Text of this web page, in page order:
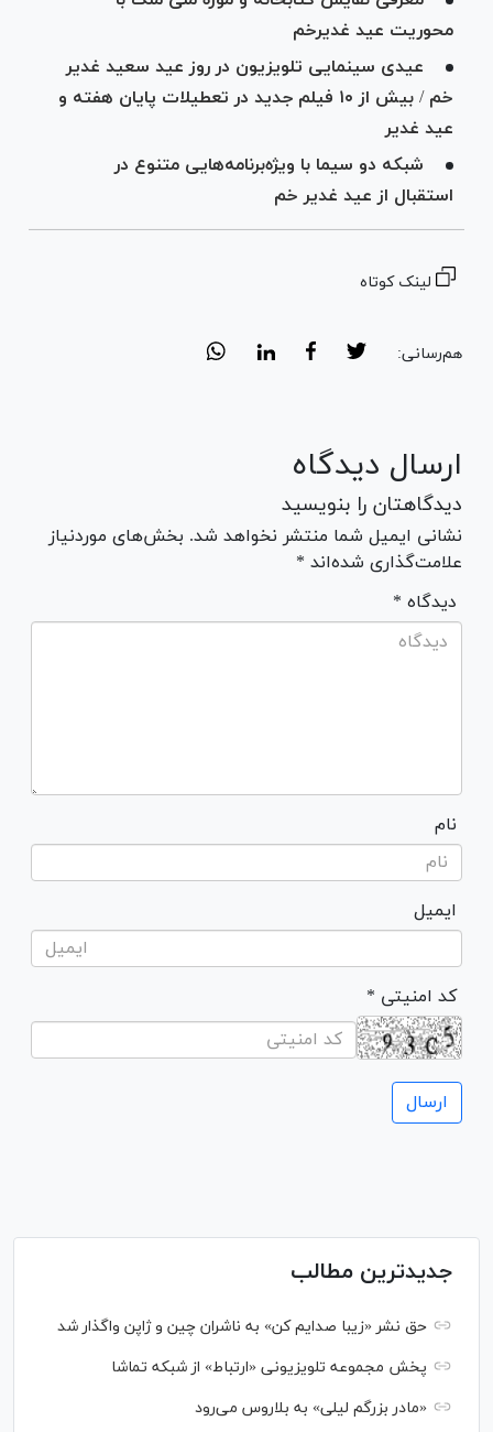
محوریت عید غدیرخم
عیدی سینمایی تلویزیون در روز عید سعید غدیر
خم / بیش از ۱۰ فیلم جدید در تعطیلات پایان هفته و
عید غدیر
شبکه دو سیما با ویژه‌برنامه‌هایی متنوع در
استقبال از عید غدیر خم
لینک کوتاه
هم‌رسانی:
ارسال دیدگاه
دیدگاهتان را بنویسید
نشانی ایمیل شما منتشر نخواهد شد. بخش‌های موردنیاز
علامت‌گذاری شده‌اند *
* دیدگاه
نام
ایمیل
* کد امنیتی
جدیدترین مطالب
حق نشر «زیبا صدایم کن» به ناشران چین و ژاپن واگذار شد
پخش مجموعه تلویزیونی «ارتباط» از شبکه تماشا
«مادر بزرگم لیلی» به بلاروس می‌رود